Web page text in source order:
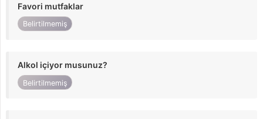
Favori mutfaklar
Belirtilmemiş
Alkol içiyor musunuz?
Belirtilmemiş